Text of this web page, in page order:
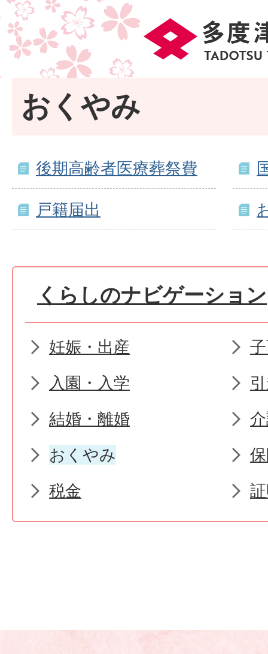
おくやみ
後期高齢者医療葬祭費
戸籍届出
くらしのナビゲーション
妊娠・出産
入園・入学
結婚・離婚
おくやみ
税金